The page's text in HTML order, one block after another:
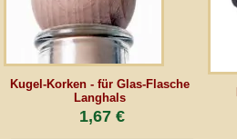
Kugel-Korken - für Glas-Flasche
Langhals
1,67 €